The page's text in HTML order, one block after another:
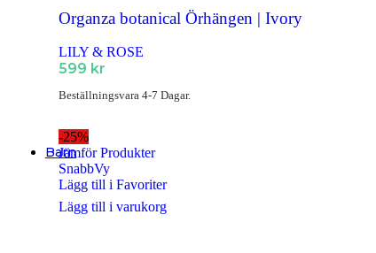
Smyckendahls
, tusentals smycken i lager från utvalda
Fri frakt från 495SEK.
Barn
Halsband
Halsband Dam
Organza botanical Örhängen | Ivory
LILY & ROSE
599 kr
Beställningsvara 4-7 Dagar.
-25%
Jämför Produkter
SnabbVy
Lägg till i Favoriter
Lägg till i varukorg